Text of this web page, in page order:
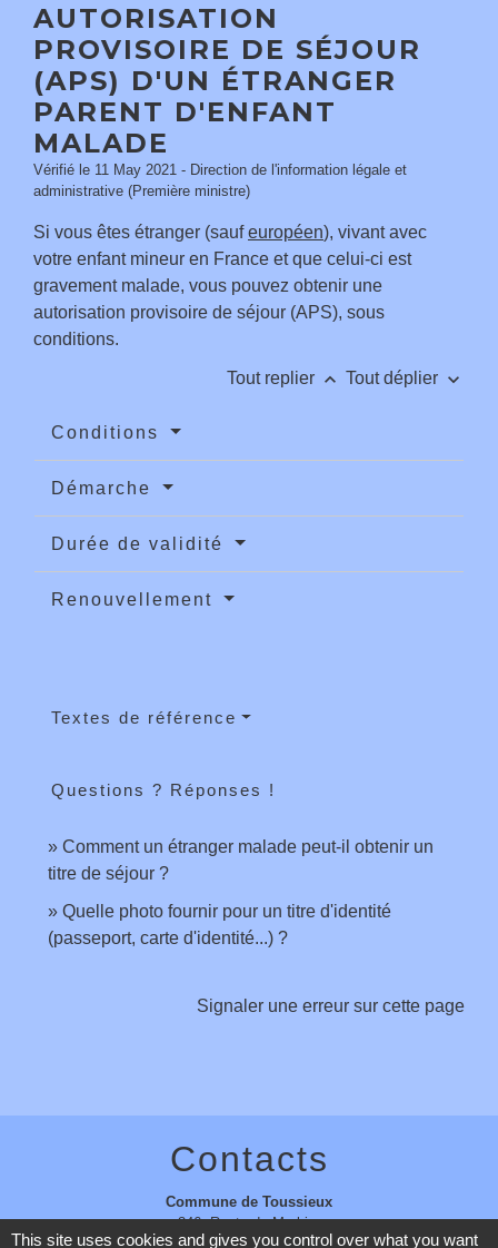
AUTORISATION
PROVISOIRE DE SÉJOUR
(APS) D'UN ÉTRANGER
PARENT D'ENFANT
MALADE
Vérifié le 11 May 2021 - Direction de l'information légale et
administrative (Première ministre)
Si vous êtes étranger (saufeuropéen), vivant avec
votre enfant mineur en France et que celui-ci est
gravement malade, vous pouvez obtenir une
autorisation provisoire de séjour (APS), sous
conditions.
Tout replier keyboard_arrow_up Tout déplier keyboard_arrow_down
Conditions
Démarche
Durée de validité
Renouvellement
Textes de référence
Questions ? Réponses !
Comment un étranger malade peut-il obtenir un
titre de séjour ?
Quelle photo fournir pour un titre d'identité
(passeport, carte d'identité...) ?
Signaler une erreur sur cette page
Contacts
Commune de Toussieux
346, Route du Morbier
01600 Toussieux - FRANCE
This site uses cookies and gives you control over what you want